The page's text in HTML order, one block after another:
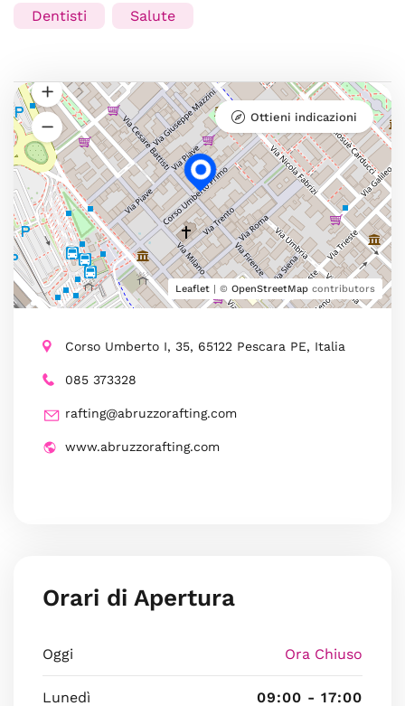
Dentisti Salute
Leaflet | © OpenStreetMap contributors
Ottieni indicazioni
Corso Umberto I, 35, 65122 Pescara PE, Italia
085 373328
rafting@abruzzorafting.com
www.abruzzorafting.com
Orari di Apertura
Oggi Ora Chiuso
Lunedì 09:00 - 17:00